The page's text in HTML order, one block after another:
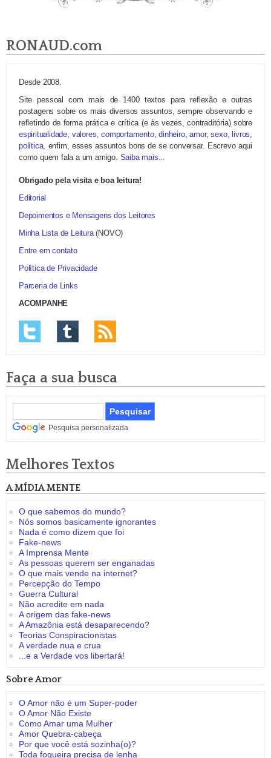
RONAUD.com
Desde 2008.
Site pessoal com mais de 1400 textos para reflexão e outras
postagens sobre os mais diversos assuntos, sempre observando e
refletindo de forma prática e crítica (e às vezes, contraditória) sobre
espiritualidade valores ,comportamento,dinheiro,amor,sexo,livros
política, enfim, esses assuntos bons de se conversar. Escrevo aqui
como quem fala a um amigo. Saiba mais...
Obrigado pela visita e boa leitura!
Editorial
Depoimentos e Mensagens dos Leitores
Minha Lista de Leitura(NOVO)
Entre em contato
Política de Privacidade
Parceria de Links
ACOMPANHE
Faça a sua busca
Pesquisa personalizada
Melhores Textos
A MÍDIA MENTE
O que sabemos do mundo?
Nós somos basicamente ignorantes
Nada é como dizem que foi
Fake-news
A Imprensa Mente
As pessoas querem ser enganadas
O que mais vende na internet?
Percepção do Tempo
Guerra Cultural
Não acredite em nada
A origem das fake-news
A Amazônia está desaparecendo?
Teorias Conspiracionistas
A verdade nua e crua
...e a Verdade vos libertará!
Sobre Amor
O Amor não é um Super-poder
O Amor Não Existe
Como Amar uma Mulher
Amor Quebra-cabeça
Por que você está sozinha(o)?
Toda fogueira precisa de lenha